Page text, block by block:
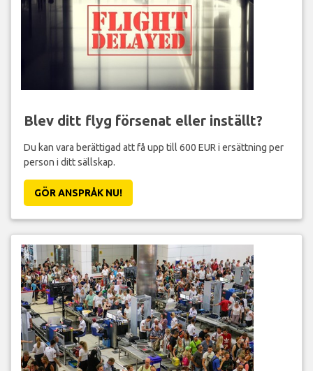
Blev ditt flyg försenat eller inställt?
Du kan vara berättigad att få upp till 600 EUR i ersättning per
person i ditt sällskap.
GÖR ANSPRÅK NU!